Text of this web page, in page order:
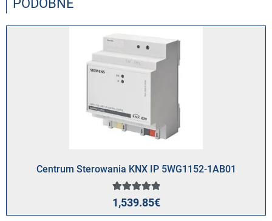
PODOBNE
Centrum Sterowania KNX IP 5WG1152-1AB01
Oceniony
5.00
na 5 na
1
1,539.85€